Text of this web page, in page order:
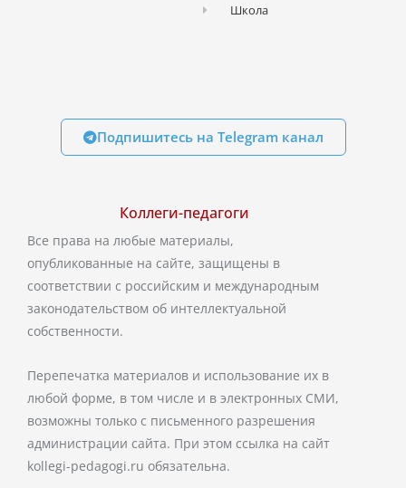
Школа
Подпишитесь на Telegram канал
Коллеги-педагоги
Все права на любые материалы,
опубликованные на сайте, защищены в
соответствии с российским и международным
законодательством об интеллектуальной
собственности.
Перепечатка материалов и использование их в
любой форме, в том числе и в электронных СМИ,
возможны только с письменного разрешения
администрации сайта. При этом ссылка на сайт
kollegi-pedagogi.ru обязательна.